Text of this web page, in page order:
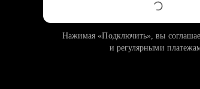
Нажимая «Подключить», вы
и регулярными